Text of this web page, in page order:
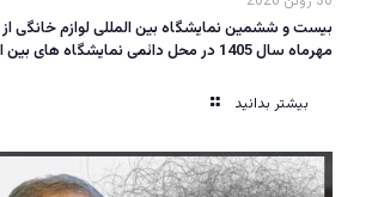
مهرماه سال 1405 در محل دائمی نمایشگاه های بین المللی تهران
بیشتر بدانید